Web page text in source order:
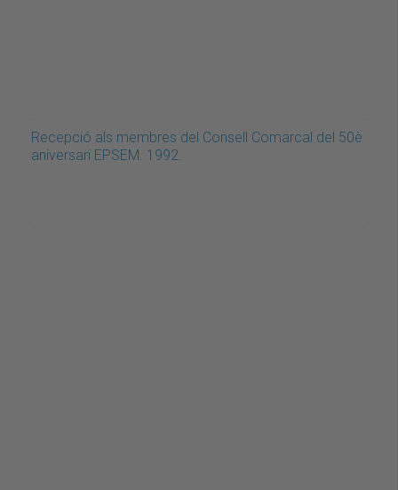
Recepció als membres del Consell Comarcal del 50è
aniversari EPSEM. 1992.